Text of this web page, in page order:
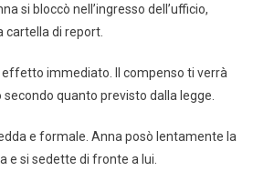
si bloccò nell’ingresso dell’ufficio,
cartella di report.
immediato. Il compenso ti verrà
quanto previsto dalla legge.
e formale. Anna posò lentamente la
e si sedette di fronte a lui.